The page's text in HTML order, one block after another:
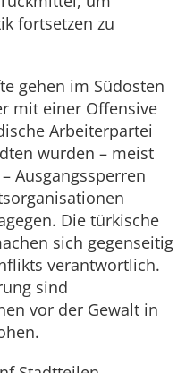
fortsetzen zu
gehen im Südosten
mit einer Offensive
Arbeiterpartei
wurden – meist
Ausgangssperren
Die türkische
sich gegenseitig
verantwortlich.
sind
vor der Gewalt in